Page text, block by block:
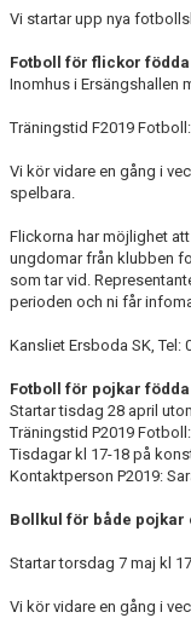
Vi startar upp nya
Fotboll för flickor födda
Inomhus i Ersängshallen
Träningstid F2019
Vi kör vidare en gång i
spelbara.
Flickorna har möjlighet
ungdomar från klubben
som tar vid.
perioden och ni får
Kansliet Ersboda SK,
Fotboll för pojkar födda
Startar tisdag 28 april
Träningstid P2019 Fotboll:
Tisdagar kl 17-18 på
Kontaktperson P2019:
Bollkul för både pojkar
Startar torsdag 7 maj kl
Vi kör vidare en gång i